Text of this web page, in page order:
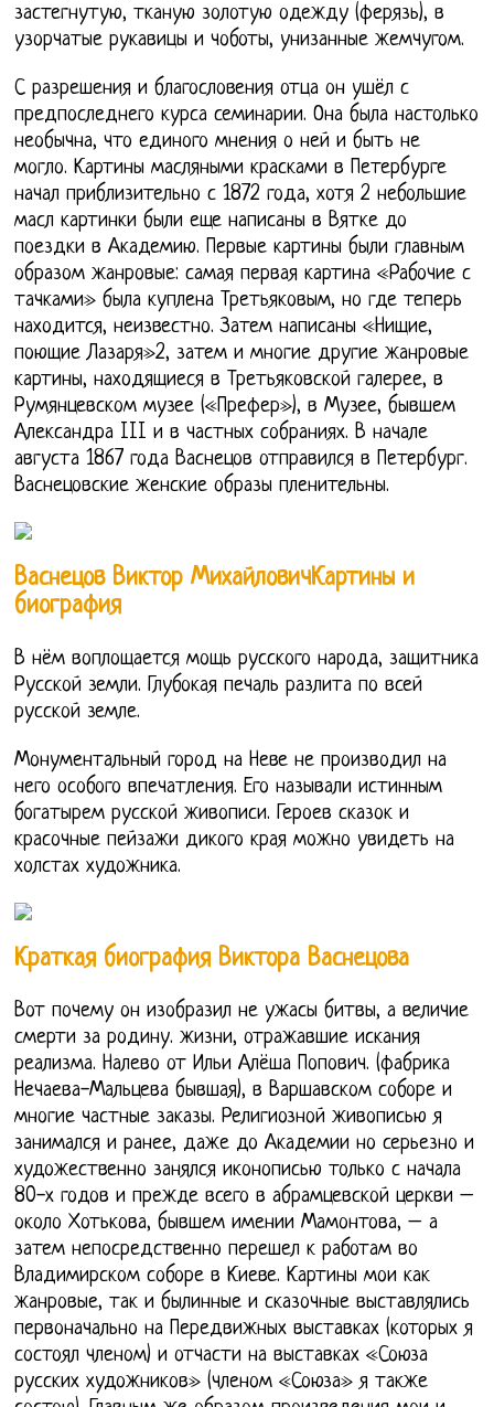
застегнутую, тканую золотую одежду (ферязь), в
узорчатые рукавицы и чоботы, унизанные жемчугом.
С разрешения и благословения отца он ушёл с
предпоследнего курса семинарии. Она была настолько
необычна, что единого мнения о ней и быть не
могло. Картины масляными красками в Петербурге
начал приблизительно с 1872 года, хотя 2 небольшие
масл картинки были еще написаны в Вятке до
поездки в Академию. Первые картины были главным
образом жанровые: самая первая картина «Рабочие с
тачками» была куплена Третьяковым, но где теперь
находится, неизвестно. Затем написаны «Нищие,
поющие Лазаря»2, затем и многие другие жанровые
картины, находящиеся в Третьяковской галерее, в
Румянцевском музее («Префер»), в Музее, бывшем
Александра III и в частных собраниях. В начале
августа 1867 года Васнецов отправился в Петербург.
Васнецовские женские образы пленительны.
Васнецов Виктор МихайловичКартины и
биография
В нём воплощается мощь русского народа, защитника
Русской земли. Глубокая печаль разлита по всей
русской земле.
Монументальный город на Неве не производил на
него особого впечатления. Его называли истинным
богатырем русской живописи. Героев сказок и
красочные пейзажи дикого края можно увидеть на
холстах художника.
Краткая биография Виктора Васнецова
Вот почему он изобразил не ужасы битвы, а величие
смерти за родину. жизни, отражавшие искания
реализма. Налево от Ильи Алёша Попович. (фабрика
Нечаева-Мальцева бывшая), в Варшавском соборе и
многие частные заказы. Религиозной живописью я
занимался и ранее, даже до Академии но серьезно и
художественно занялся иконописью только с начала
80-х годов и прежде всего в абрамцевской церкви –
около Хотькова, бывшем имении Мамонтова, – а
затем непосредственно перешел к работам во
Владимирском соборе в Киеве. Картины мои как
жанровые, так и былинные и сказочные выставлялись
первоначально на Передвижных выставках (которых я
состоял членом) и отчасти на выставках «Союза
русских художников» (членом «Союза» я также